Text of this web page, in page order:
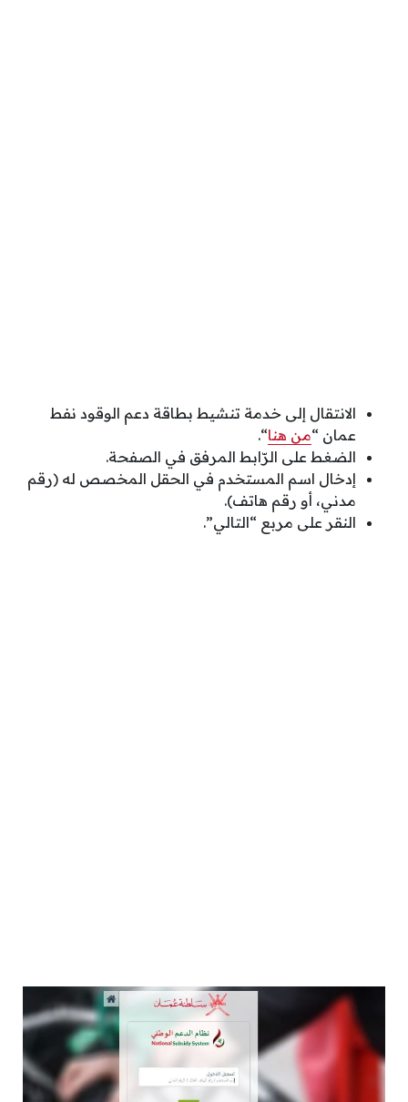
الانتقال إلى خدمة تنشيط بطاقة دعم الوقود نفط
عمان “من هنا“.
الضغط على الرّابط المرفق في الصفحة.
إدخال اسم المستخدم في الحقل المخصص له (رقم
مدني، أو رقم هاتف).
النقر على مربع “التالي”.